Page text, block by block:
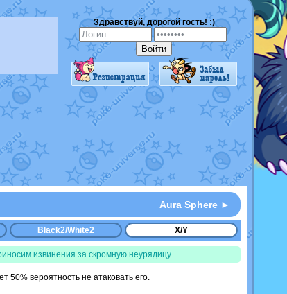
Здравствуй, дорогой гость! :)
Aura Sphere ►
Black2/White2 X/Y
извинения за скромную неурядицу.
50% вероятность не атаковать его.